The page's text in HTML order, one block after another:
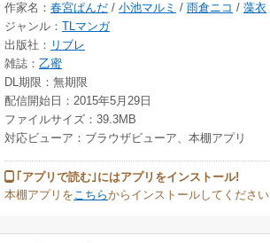
作家名： 春宮ぱんだ / 小池マルミ / 雨倉ニコ / 藻衣
ジャンル： TLマンガ
出版社： リブレ
雑誌： 乙蜜
DL期限：無期限
配信開始日：2015年5月29日
ファイルサイズ：39.3MB
対応ビューア：ブラウザビューア、本棚アプリ
｢アプリで読む｣にはアプリをインストール!
本棚アプリをこちらからインストールしてください